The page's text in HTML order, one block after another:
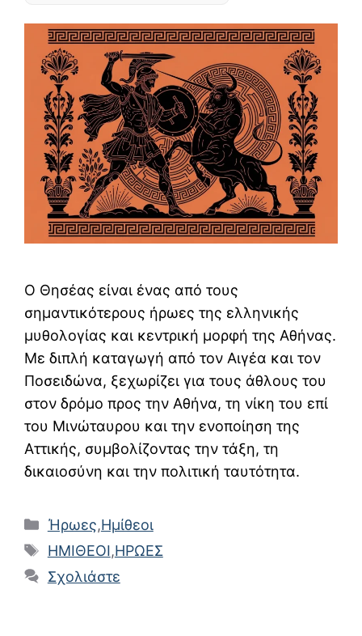
Ο Θησέας είναι ένας από τους
σημαντικότερους ήρωες της ελληνικής
μυθολογίας και κεντρική μορφή της Αθήνας.
Με διπλή καταγωγή από τον Αιγέα και τον
Ποσειδώνα, ξεχωρίζει για τους άθλους του
στον δρόμο προς την Αθήνα, τη νίκη του επί
του Μινώταυρου και την ενοποίηση της
Αττικής, συμβολίζοντας την τάξη, τη
δικαιοσύνη και την πολιτική ταυτότητα.
Κατηγορίες
Ήρωες,Ημίθεοι
Ετικέτες
ΗΜΙΘΕΟΙ,ΗΡΩΕΣ
Σχολιάστε